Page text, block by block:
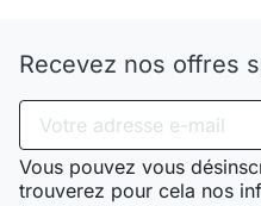
Recevez nos offres
Vous pouvez vous
trouverez pour cela nos